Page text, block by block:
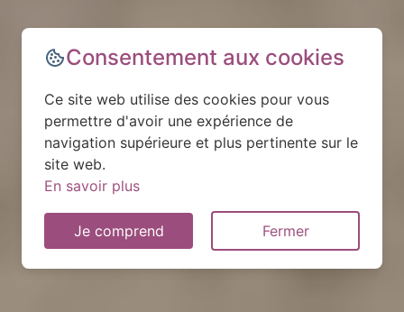
Consentement aux cookies
Ce site web utilise des cookies pour vous
permettre d'avoir une expérience de
navigation supérieure et plus pertinente sur le
site web.
En savoir plus
Je comprend Fermer